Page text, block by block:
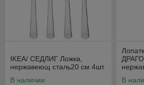
IKEA/ СЕДЛИГ Ложка,
нержавеющ сталь20 см 4шт
В наличии
В